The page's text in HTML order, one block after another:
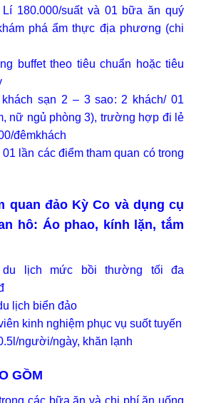
180.000/suất và 01 bữa ăn quý
phá ẩm thực địa phương (chi
buffet theo tiêu chuẩn hoặc tiêu
sạn 2 – 3 sao: 2 khách/ 01
nữ ngủ phòng 3), trường hợp đi lẻ
đêmkhách
lần các điểm tham quan có trong
quan đảo Kỳ Co và dụng cụ
hô: Áo phao, kính lặn, tắm
lịch mức bồi thường tối đa
lịch biển đảo
kinh nghiệm phục vụ suốt tuyến
người/ngày, khăn lạnh
GỒM
các bữa ăn và chi phí ăn uống